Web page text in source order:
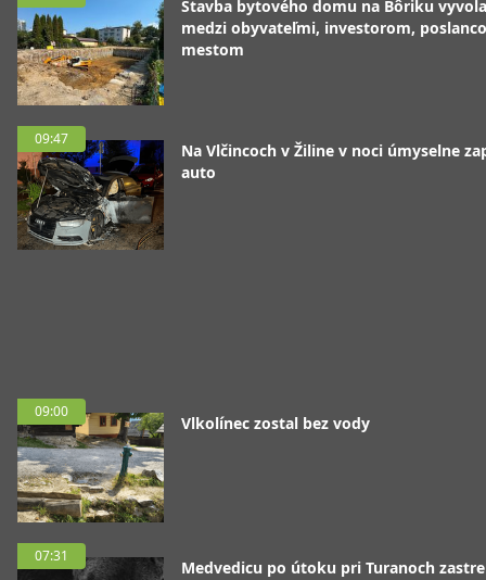
Stavba bytového domu na Bôriku
medzi obyvateľmi, investorom,
mestom
09:47
Na Vlčincoch v Žiline v noci úmyselne
auto
09:00
Vlkolínec zostal bez vody
07:31
Medvedicu po útoku pri Turanoch